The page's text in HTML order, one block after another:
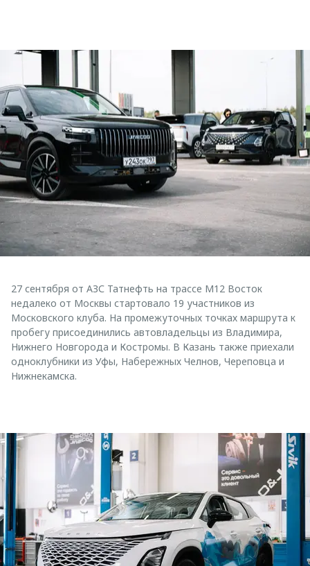
27 сентября от АЗС Татнефть на трассе М12 Восток
недалеко от Москвы стартовало 19 участников из
Московского клуба. На промежуточных точках маршрута к
пробегу присоединились автовладельцы из Владимира,
Нижнего Новгорода и Костромы. В Казань также приехали
одноклубники из Уфы, Набережных Челнов, Череповца и
Нижнекамска.